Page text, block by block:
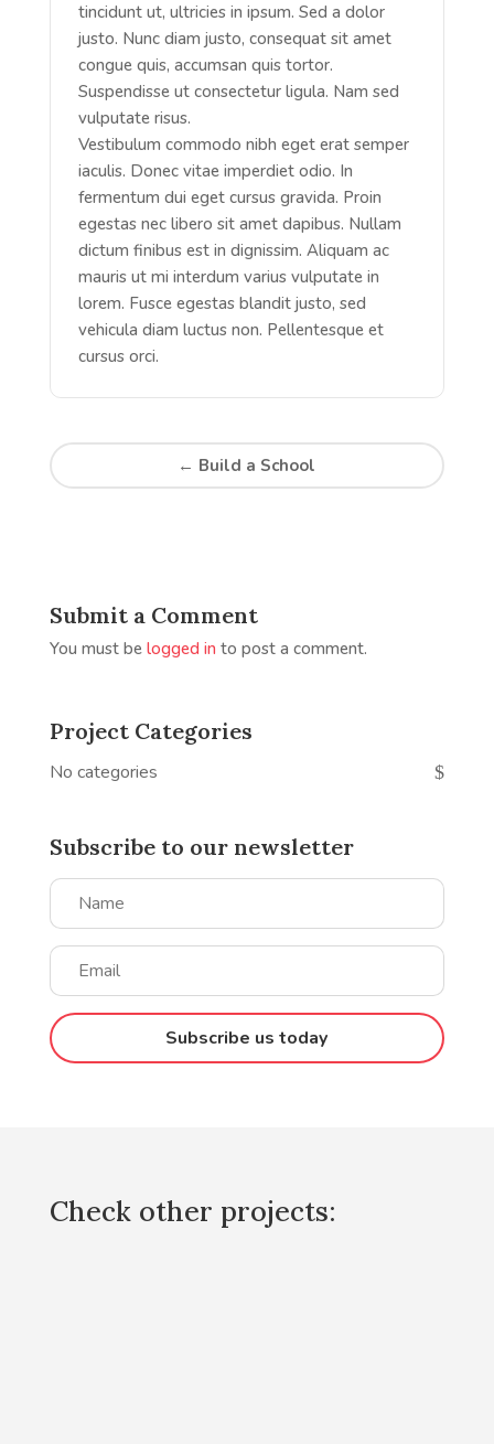
tincidunt ut, ultricies in ipsum. Sed a dolor
justo. Nunc diam justo, consequat sit amet
congue quis, accumsan quis tortor.
Suspendisse ut consectetur ligula. Nam sed
vulputate risus.
Vestibulum commodo nibh eget erat semper
iaculis. Donec vitae imperdiet odio. In
fermentum dui eget cursus gravida. Proin
egestas nec libero sit amet dapibus. Nullam
dictum finibus est in dignissim. Aliquam ac
mauris ut mi interdum varius vulputate in
lorem. Fusce egestas blandit justo, sed
vehicula diam luctus non. Pellentesque et
cursus orci.
← Build a School
Submit a Comment
You must be logged in to post a comment.
Project Categories
No categories
Subscribe to our newsletter
Subscribe us today
Check other projects: